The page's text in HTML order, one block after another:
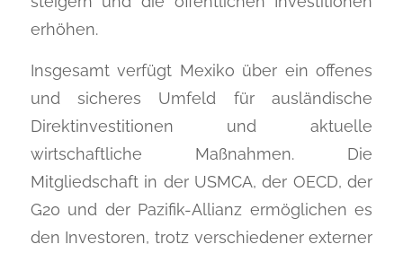
erhöhen.
Insgesamt verfügt Mexiko über ein offenes
und sicheres Umfeld für ausländische
Direktinvestitionen und aktuelle
wirtschaftliche Maßnahmen. Die
Mitgliedschaft in der USMCA, der OECD, der
G20 und der Pazifik-Allianz ermöglichen es
den Investoren, trotz verschiedener externer